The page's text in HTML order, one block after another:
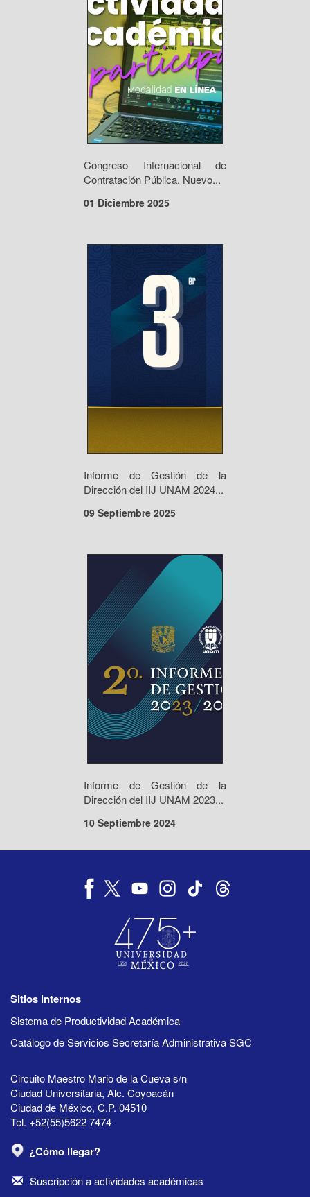
Congreso Internacional de
Contratación Pública. Nuevo...
01 Diciembre 2025
Informe de Gestión de la
Dirección del IIJ UNAM 2024...
09 Septiembre 2025
Informe de Gestión de la
Dirección del IIJ UNAM 2023...
10 Septiembre 2024
Sitios internos
Sistema de Productividad Académica
Catálogo de Servicios Secretaría Administrativa SGC
Circuito Maestro Mario de la Cueva s/n
Ciudad Universitaria, Alc. Coyoacán
Ciudad de México, C.P. 04510
Tel. +52(55)5622 7474
¿Cómo llegar?
Suscripción a actividades académicas